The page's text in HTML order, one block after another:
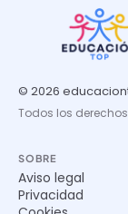
© 2026
Todos los
SOBRE
Aviso legal
Privacidad